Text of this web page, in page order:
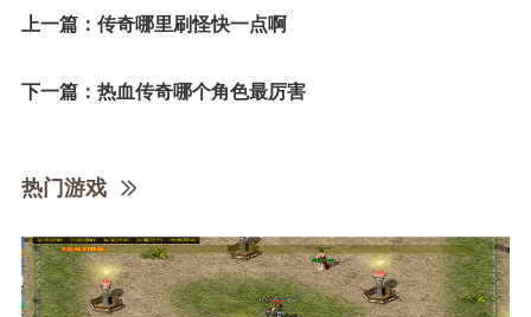
上一篇： 传奇哪里刷怪快一点啊
下一篇： 热血传奇哪个角色最厉害
热门游戏